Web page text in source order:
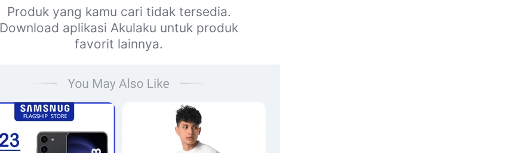
Produk yang kamu cari tidak tersedia.
Download aplikasi Akulaku untuk produk
favorit lainnya.